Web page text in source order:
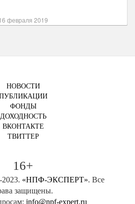
февраля 2019
НОВОСТИ
ФОНДЫ
ДОХОДНОСТЬ
ВКОНТАКТЕ
ТВИТТЕР
16+
«НПФ-ЭКСПЕРТ». Все
защищены.
info@npf-expert.ru